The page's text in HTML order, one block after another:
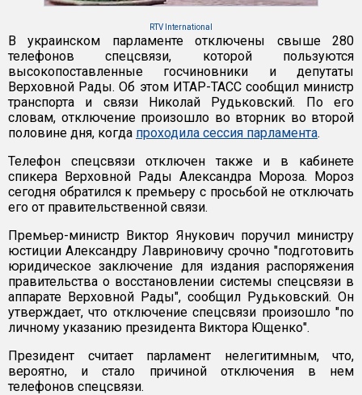
RTV International
В украинском парламенте отключены свыше 280
телефонов спецсвязи, которой пользуются
высокопоставленные госчиновники и депутаты
Верховной Рады. Об этом ИТАР-ТАСС сообщил министр
транспорта и связи Николай Рудьковский. По его
словам, отключение произошло во вторник во второй
половине дня, когда проходила сессия парламента.
Телефон спецсвязи отключен также и в кабинете
спикера Верховной Рады Александра Мороза. Мороз
сегодня обратился к премьеру с просьбой не отключать
его от правительственной связи.
Премьер-министр Виктор Янукович поручил министру
юстиции Александру Лавриновичу срочно "подготовить
юридическое заключение для издания распоряжения
правительства о восстановлении системы спецсвязи в
аппарате Верховной Рады", сообщил Рудьковский. Он
утверждает, что отключение спецсвязи произошло "по
личному указанию президента Виктора Ющенко".
Президент считает парламент нелегитимным, что,
вероятно, и стало причиной отключения в нем
телефонов спецсвязи.